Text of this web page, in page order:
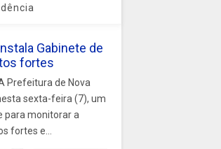
Gabinete de
fortes
Prefeitura de Nova
sexta-feira (7), um
para monitorar a
fortes e...